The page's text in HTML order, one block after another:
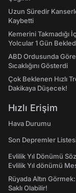
Uzun Süredir
Kaybetti
Kemerini Takmadığı
Yolcular 1 Gün
ABD Ordusunda
Sıcaklığını Gösterdi
Çok Beklenen Hızlı
Dakikaya Düşecek!
Hızlı Erişim
Hava Durumu
Son Depremler
Evlilik Yıl Dönümü
Evlilik Yıl dönümü
Rüyada Altın
Saklı Olabilir!